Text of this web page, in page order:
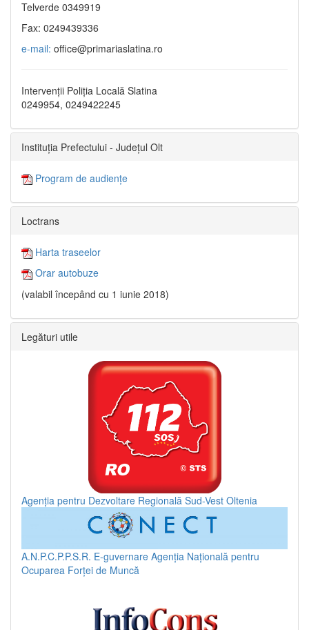
Telverde 0349919
Fax: 0249439336
e-mail: office@primariaslatina.ro
Intervenții Poliția Locală Slatina
0249954, 0249422245
Instituția Prefectului - Județul Olt
Program de audiențe
Loctrans
Harta traseelor
Orar autobuze
(valabil începând cu 1 iunie 2018)
Legături utile
Agenția pentru Dezvoltare Regională Sud-Vest Oltenia
A.N.P.C.P.P.S.R. E-guvernare Agenția Națională pentru
Ocuparea Forței de Muncă